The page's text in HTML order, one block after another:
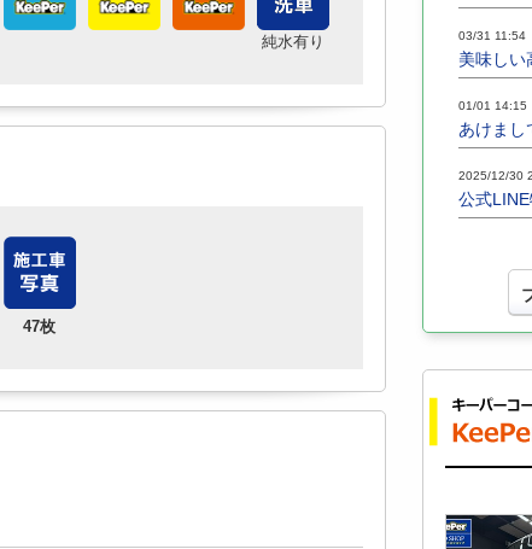
純水有り
47枚
03/31 11:54
美味しい
01/01 14:15
あけまし
2025/12/30
公式